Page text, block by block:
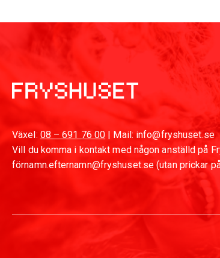
Växel: 08 – 691 76 00 | Mail: info@fryshuset.se
Vill du komma i kontakt med någon anställd på
förnamn.efternamn@fryshuset.se (utan prickar